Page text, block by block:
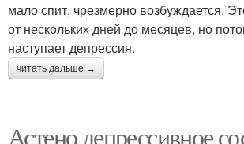
мало спит, чрезмерно возбуждается.
от нескольких дней до месяцев, но
наступает депрессия.
читать дальше →
Астено депрессивное